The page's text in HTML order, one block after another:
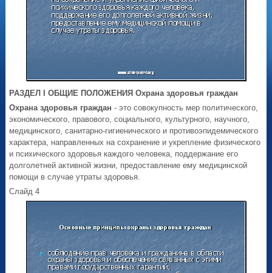
РАЗДЕЛ I ОБЩИЕ ПОЛОЖЕНИЯОхрана здоровья граждан
Охрана здоровья граждан - это совокупность мер политического,
экономического, правового, социального, культурного, научного,
медицинского, санитарно-гигиенического и противоэпидемического
характера, направленных на сохранение и укрепление физического
и психического здоровья каждого человека, поддержание его
долголетней активной жизни, предоставление ему медицинской
помощи в случае утраты здоровья.
Слайд 4